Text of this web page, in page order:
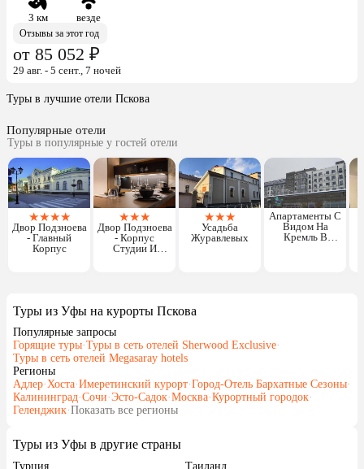
3 км
везде
Отзывы за этот год
от 85 052 ₽
29 авг. - 5 сент., 7 ночей
Туры в лучшие отели Пскова
Популярные отели
Туры в популярные у гостей отели
★★★★
Двор Подзноева
- Главный
Корпус
★★★
Двор Подзноева
- Корпус
Студии И
★★★
Усадьба
Журавлевых
Апартаменты С
Видом На
Кремль В
Туры из Уфы на курорты Пскова
Популярные запросы
Горящие туры·Туры в сеть отелей Sherwood Exclusive·
Туры в сеть отелей Megasaray hotels
Регионы
Адлер· Хоста·Имеретинский курорт·Город-Отель Бархатные Сезоны·
Калининград·Сочи·Эсто-Садок·Москва·Курортный городок·
Геленджик·Показать все регионы
Туры из Уфы в другие страны
Турция
Таиланд